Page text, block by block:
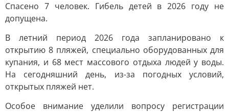
Спасено 7 человек. Гибель детей в 2026 году не
допущена.
В летний период 2026 года запланировано к
открытию 8 пляжей, специально оборудованных для
купания, и 68 мест массового отдыха людей у воды.
На сегодняшний день, из-за погодных условий,
открытых пляжей нет.
Особое внимание уделили вопросу регистрации